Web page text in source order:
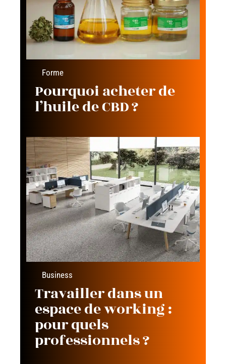
Forme
Pourquoi acheter de
l’huile de CBD ?
Business
Travailler dans un
espace de working :
pour quels
professionnels ?